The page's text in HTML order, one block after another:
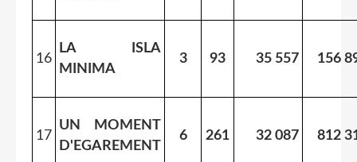
16
LA ISLA
MINIMA
3 93 35 557 156
17
UN MOMENT
D'EGAREMENT
6 261 32 087 812